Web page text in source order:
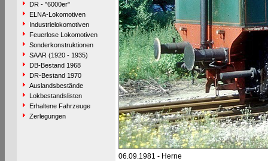
DR - "6000er"
ELNA-Lokomotiven
Industrielokomotiven
Feuerlose Lokomotiven
Sonderkonstruktionen
SAAR (1920 - 1935)
DB-Bestand 1968
DR-Bestand 1970
Auslandsbestände
Lokbestandslisten
Erhaltene Fahrzeuge
Zerlegungen
06.09.1981 - Herne